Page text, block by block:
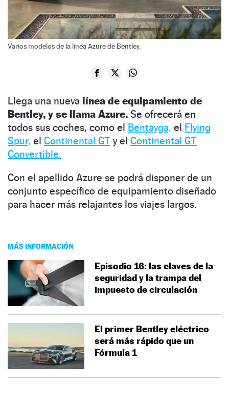
Varios modelos de la línea Azure de Bentley.
Llega una nueva línea de equipamiento de
Bentley, y se llama Azure. Se ofrecerá en
todos sus coches, como el Bentayga, el Flying
Spur, el Continental GT y el Continental GT
Convertible.
Con el apellido Azure se podrá disponer de un
conjunto específico de equipamiento diseñado
para hacer más relajantes los viajes largos.
MÁS INFORMACIÓN
Episodio 16: las claves de la
seguridad y la trampa del
impuesto de circulación
El primer Bentley eléctrico
será más rápido que un
Fórmula 1